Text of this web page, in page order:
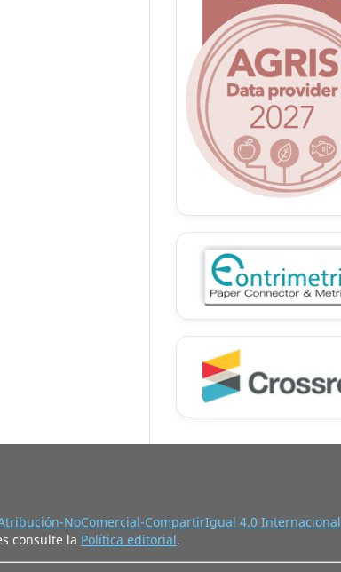
NoComercial-CompartirIgual 4.0 Internacional
consulte la Política editorial.